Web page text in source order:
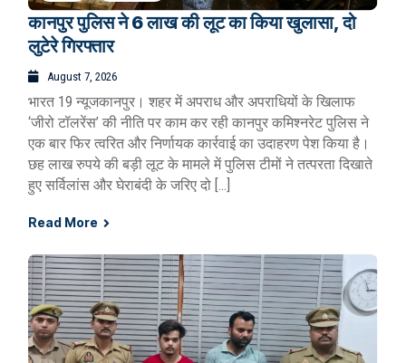
कानपुर पुलिस ने 6 लाख की लूट का किया खुलासा, दो
लुटेरे गिरफ्तार
August 7, 2026
भारत 19 न्यूजकानपुर। शहर में अपराध और अपराधियों के खिलाफ
‘जीरो टॉलरेंस’ की नीति पर काम कर रही कानपुर कमिश्नरेट पुलिस ने
एक बार फिर त्वरित और निर्णायक कार्रवाई का उदाहरण पेश किया है।
छह लाख रुपये की बड़ी लूट के मामले में पुलिस टीमों ने तत्परता दिखाते
हुए सर्विलांस और घेराबंदी के जरिए दो […]
Read More